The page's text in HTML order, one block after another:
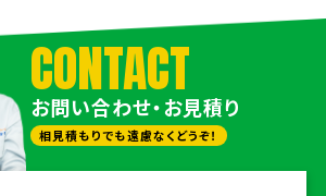
CONTACT
お問い合わせ・お見積り
相見積もりでも遠慮なくどうぞ！